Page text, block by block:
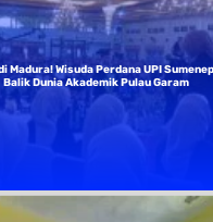
Madura! Wisuda Perdana UPI
Balik Dunia Akademik Pulau Garam